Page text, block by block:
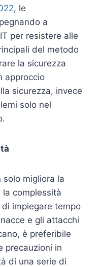
, le
a
per resistere alle
del metodo
la sicurezza
approccio
sicurezza, invece
solo nel
migliora la
la complessità
di impiegare tempo
e gli attacchi
è preferibile
precauzioni in
di una serie di